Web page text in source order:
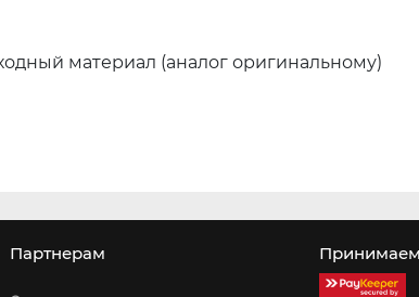
материал (аналог оригинальному)
Партнерам